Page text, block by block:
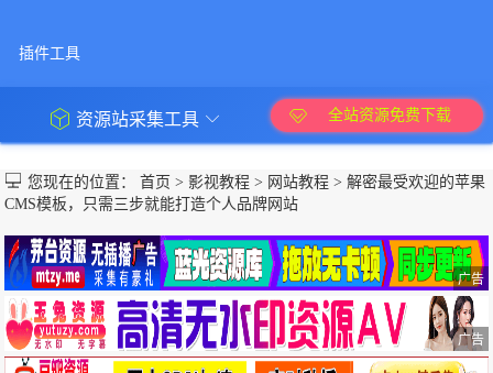
插件工具
资源站采集工具 全站资源免费下载
您现在的位置：首页 > 影视教程 > 网站教程 >解密最受欢迎的苹果
CMS模板，只需三步就能打造个人品牌网站
广告
广告